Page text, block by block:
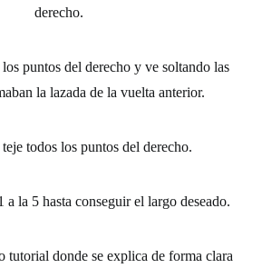
derecho.
puntos del derecho y ve soltando las
la lazada de la vuelta anterior.
todos los puntos del derecho.
a la 5 hasta conseguir el largo deseado.
tutorial donde se explica de forma clara